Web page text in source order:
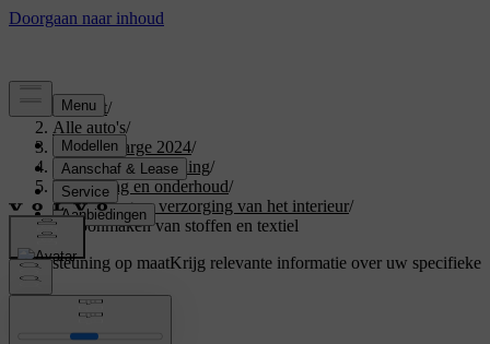
Support/
Alle auto's/
C40 Recharge 2024/
Gebruikershandleiding/
Verzorging en onderhoud/
Reiniging en verzorging van het interieur/
Schoonmaken van stoffen en textiel
Ondersteuning op maatKrijg relevante informatie over uw specifieke
auto.